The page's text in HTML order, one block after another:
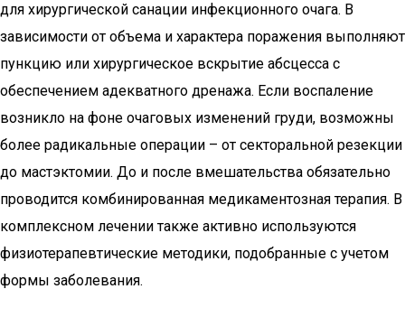
для хирургической санации инфекционного очага. В
зависимости от объема и характера поражения выполняют
пункцию или хирургическое вскрытие абсцесса с
обеспечением адекватного дренажа. Если воспаление
возникло на фоне очаговых изменений груди, возможны
более радикальные операции – от секторальной резекции
до мастэктомии. До и после вмешательства обязательно
проводится комбинированная медикаментозная терапия. В
комплексном лечении также активно используются
физиотерапевтические методики, подобранные с учетом
формы заболевания.